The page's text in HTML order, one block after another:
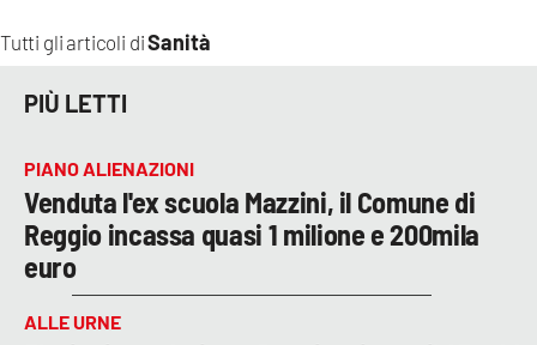
App
ANDROID
Tutti gli articoli diSanità
PIÙ LETTI
PIANO ALIENAZIONI
Venduta l'ex scuola Mazzini, il Comune di
Reggio incassa quasi 1 milione e 200mila
euro
ALLE URNE